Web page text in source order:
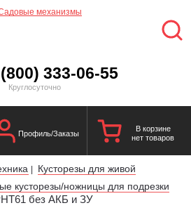
333-06-55
Круглосуточно
Профиль/Заказы
В корзине
нет товаров
|
Кусторезы для живой
кусторезы/ножницы для подрезки
без АКБ и ЗУ